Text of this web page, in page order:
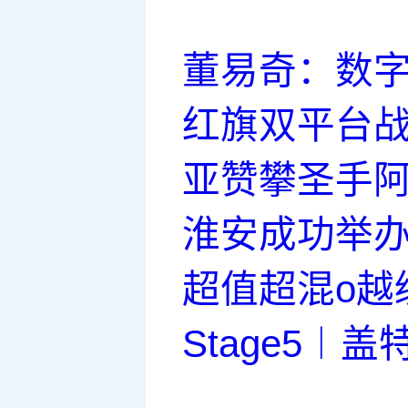
董易奇：数
红旗双平台
亚赞攀圣手
淮安成功举
超值超混o
Stage5︱盖